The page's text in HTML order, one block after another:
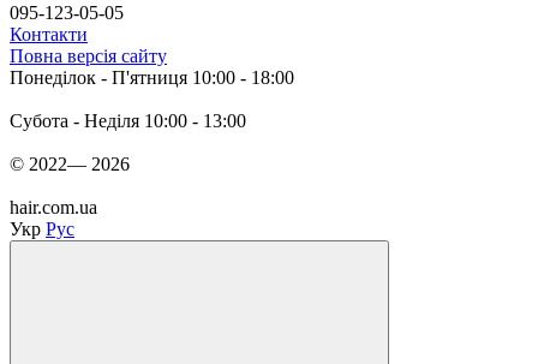
095-123-05-05
Контакти
Повна версія сайту
Понеділок - П'ятниця 10:00 - 18:00
Субота - Неділя 10:00 - 13:00
© 2022— 2026
hair.com.ua
Укр Рус